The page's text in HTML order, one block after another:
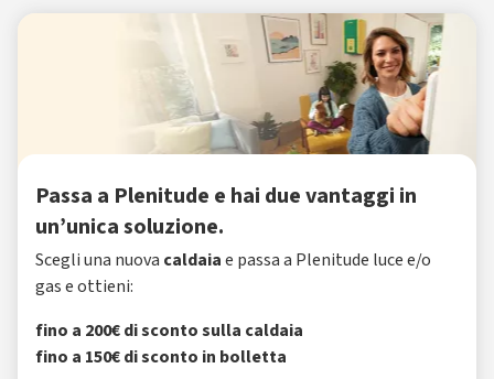
Passa a Plenitude e hai due vantaggi in
un’unica soluzione.
Scegli una nuova caldaiae passa a Plenitude luce e/o
gas e ottieni:
fino a 200€ di sconto sulla caldaia
fino a 150€ di sconto in bolletta